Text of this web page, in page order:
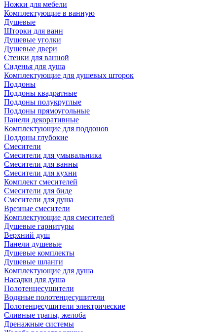
Ножки для мебели
Комплектующие в ванную
Душевые
Шторки для ванн
Душевые уголки
Душевые двери
Стенки для ванной
Сиденья для душа
Комплектующие для душевых шторок
Поддоны
Поддоны квадратные
Поддоны полукруглые
Поддоны прямоугольные
Панели декоративные
Комплектующие для поддонов
Поддоны глубокие
Смесители
Смесители для умывальника
Смесители для ванны
Смесители для кухни
Комплект смесителей
Смесители для биде
Смесители для душа
Врезные смесители
Комплектующие для смесителей
Душевые гарнитуры
Верхний душ
Панели душевые
Душевые комплекты
Душевые шланги
Комплектующие для душа
Насадки для душа
Полотенцесушители
Водяные полотенцесушители
Полотенцесушители электрические
Сливные трапы, желоба
Дренажные системы